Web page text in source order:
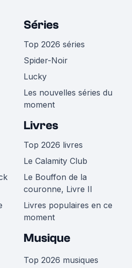
Séries
Top 2026 séries
Spider-Noir
Lucky
Les nouvelles séries du
moment
Livres
Top 2026 livres
Le Calamity Club
Le Bouffon de la
couronne, Livre II
Livres populaires en ce
moment
Musique
Top 2026 musiques